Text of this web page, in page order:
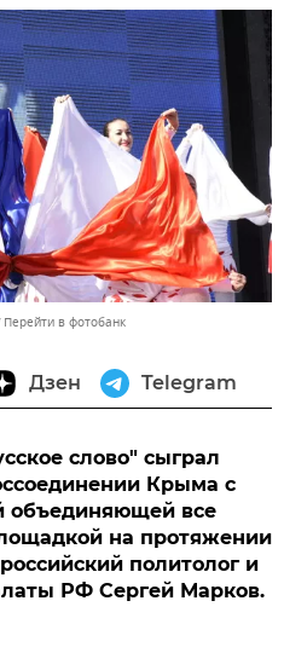
Перейти в фотобанк
Дзен Telegram
слово" сыграл
Крыма с
объединяющей все
на протяжении
политолог и
РФ Сергей Марков.